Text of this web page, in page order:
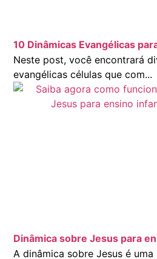
10 Dinâmicas Evangélicas
Neste post, você encontrará
evangélicas células que com...
Dinâmica sobre Jesus para
A dinâmica sobre Jesus é